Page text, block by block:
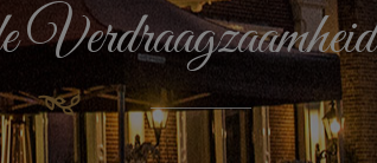
Verdraagzaamheid